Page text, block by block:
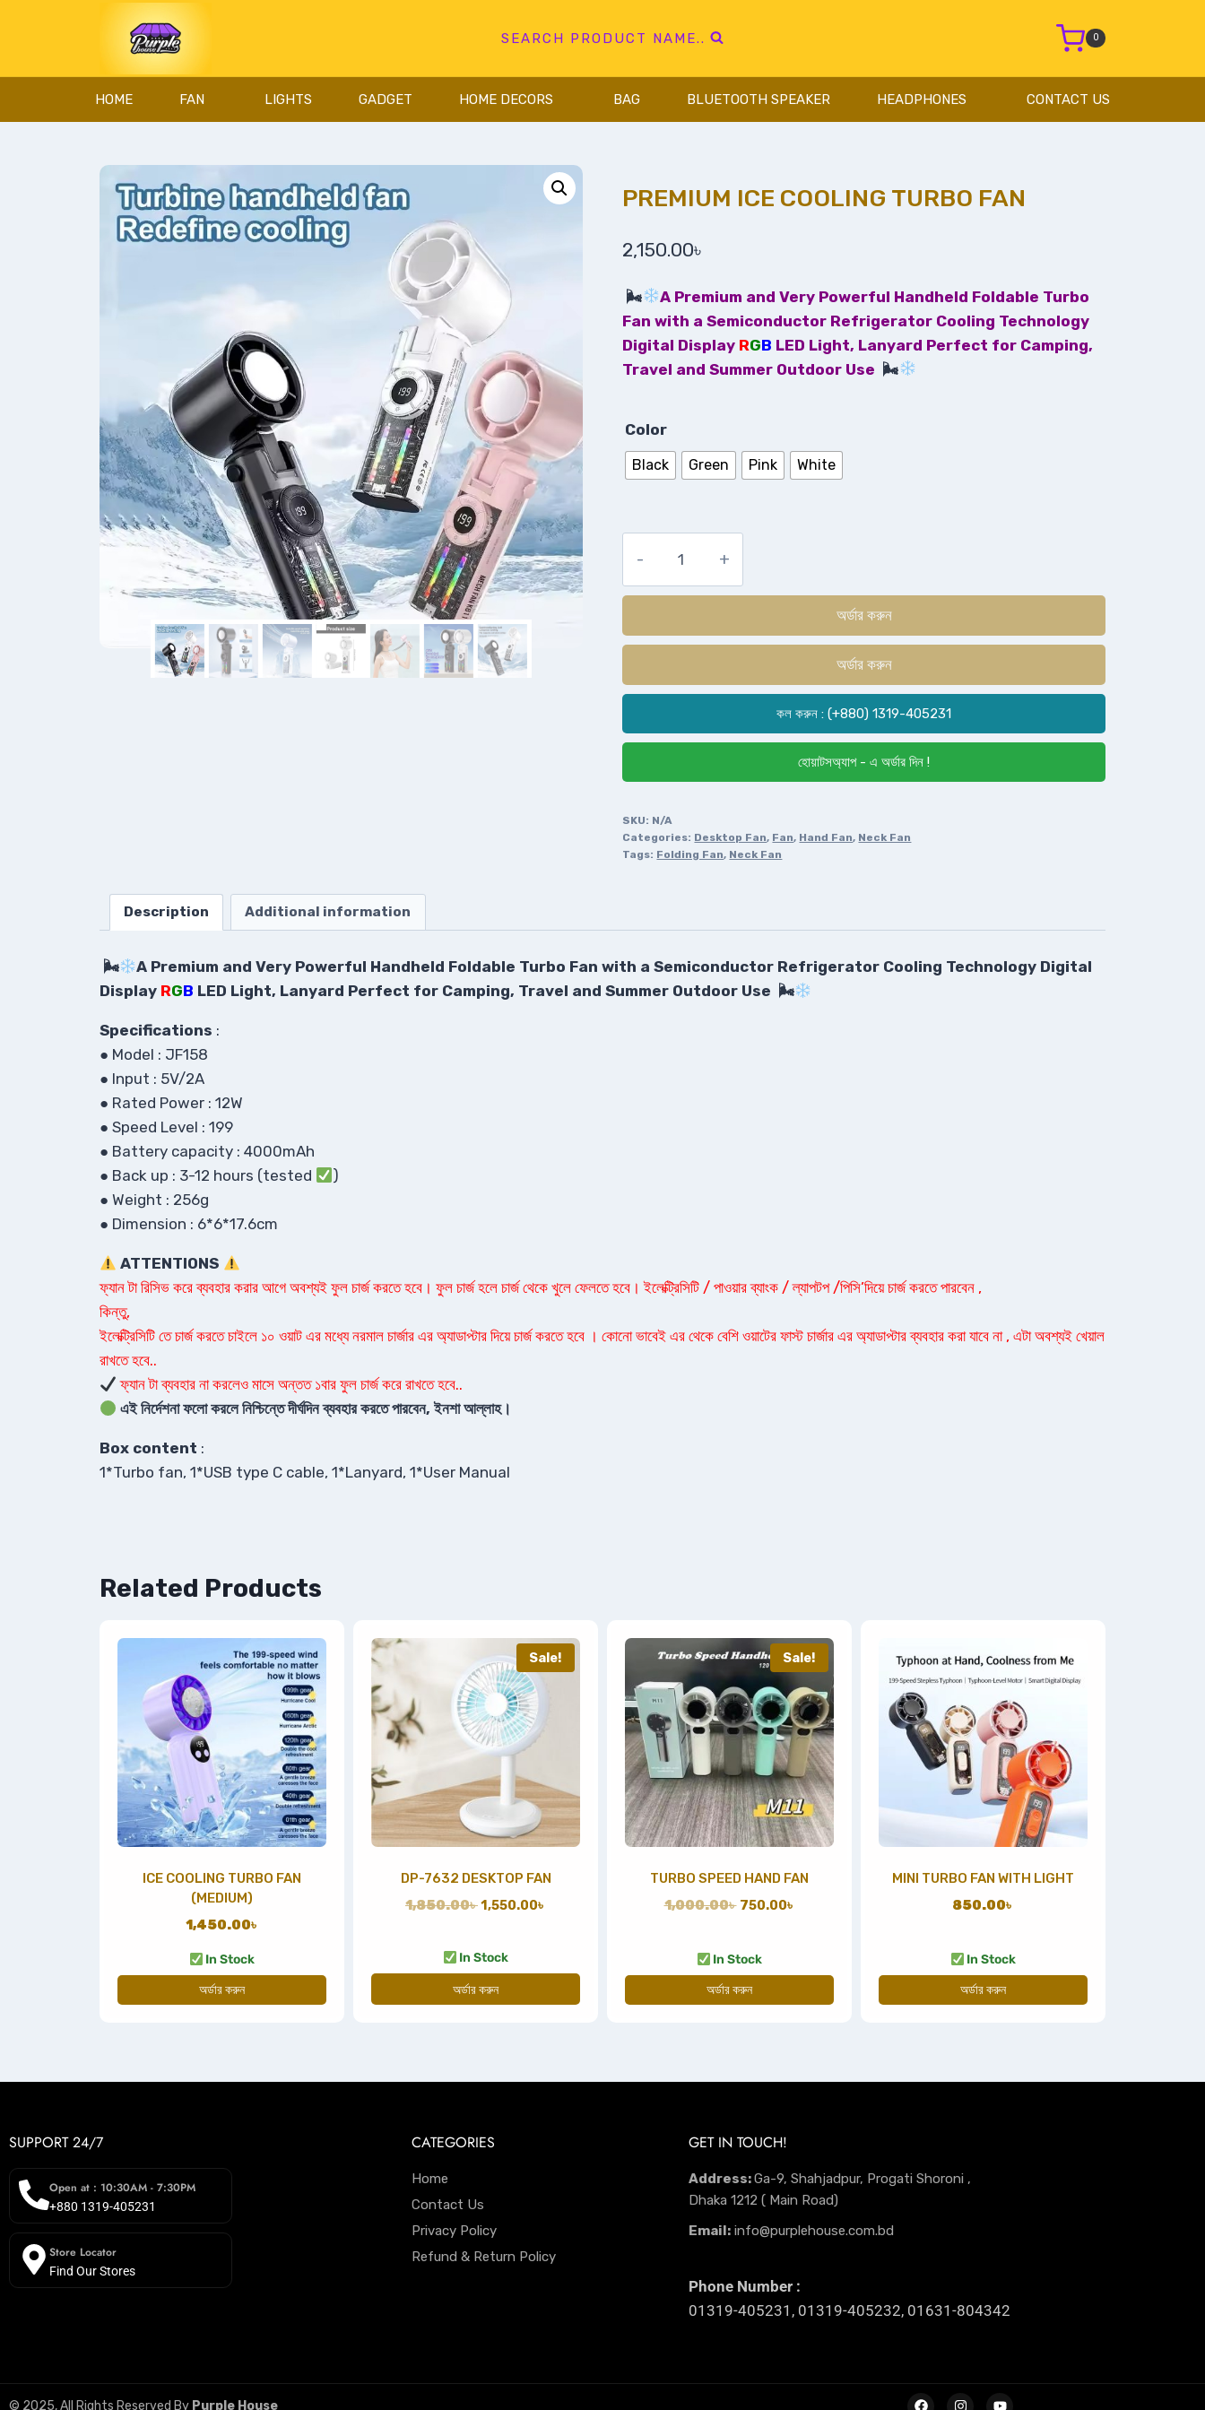
SEARCH PRODUCT NAME.. 0
HOME FAN LIGHTS GADGET HOME DECORS BAG BLUETOOTH SPEAKER HEADPHONES CONTACT US
PREMIUM ICE COOLING TURBO FAN
2,150.00৳
🌬
A Premium and Very Powerful Handheld Foldable Turbo
Fan with a Semiconductor Refrigerator Cooling Technology
Digital Display RGB LED Light, Lanyard Perfect for Camping,
Travel and Summer Outdoor Use 🌬
Color
Black Green Pink White
অর্ডার করুন
অর্ডার করুন
কল করুন : (+880) 1319-405231
হোয়াটসঅ্যাপ - এ অর্ডার দিন !
SKU: N/A
Categories: Desktop Fan, Fan, Hand Fan, Neck Fan
Tags: Folding Fan, Neck Fan
Description Additional information
🌬
A Premium and Very Powerful Handheld Foldable Turbo Fan with a Semiconductor Refrigerator Cooling Technology Digital
Display RGB LED Light, Lanyard Perfect for Camping, Travel and Summer Outdoor Use 🌬
Specifications :
● Model : JF158
● Input : 5V/2A
● Rated Power : 12W
● Speed Level : 199
● Battery capacity : 4000mAh
● Back up : 3-12 hours (tested
)
● Weight : 256g
● Dimension : 6*6*17.6cm
ATTENTIONS
ফ্যান টা রিসিভ করে ব্যবহার করার আগে অবশ্যই ফুল চার্জ করতে হবে। ফুল চার্জ হলে চার্জ থেকে খুলে ফেলতে হবে। ইলেক্ট্রিসিটি / পাওয়ার ব্যাংক / ল্যাপটপ /পিসি’দিয়ে চার্জ করতে পারবেন ,
কিন্তু,
ইলেক্ট্রিসিটি তে চার্জ করতে চাইলে ১০ ওয়াট এর মধ্যে নরমাল চার্জার এর অ্যাডাপ্টার দিয়ে চার্জ করতে হবে । কোনো ভাবেই এর থেকে বেশি ওয়াটের ফাস্ট চার্জার এর অ্যাডাপ্টার ব্যবহার করা যাবে না , এটা অবশ্যই খেয়াল
রাখতে হবে..
ফ্যান টা ব্যবহার না করলেও মাসে অন্তত ১বার ফুল চার্জ করে রাখতে হবে..
এই নির্দেশনা ফলো করলে নিশ্চিন্তে দীর্ঘদিন ব্যবহার করতে পারবেন, ইনশা আল্লাহ।
Box content :
1*Turbo fan, 1*USB type C cable, 1*Lanyard, 1*User Manual
Related Products
ICE COOLING TURBO FAN
(MEDIUM)
1,450.00৳
In Stock
অর্ডার করুন
Sale!
DP-7632 DESKTOP FAN
1,850.00৳1,550.00৳
In Stock
অর্ডার করুন
Sale!
TURBO SPEED HAND FAN
1,000.00৳ 750.00৳
In Stock
অর্ডার করুন
MINI TURBO FAN WITH LIGHT
850.00৳
In Stock
অর্ডার করুন
SUPPORT 24/7
Open at : 10:30AM - 7:30PM
+880 1319-405231
Store Locator
Find Our Stores
CATEGORIES
Home
Contact Us
Privacy Policy
Refund & Return Policy
GET IN TOUCH!
Address:Ga-9, Shahjadpur, Progati Shoroni ,
Dhaka 1212 ( Main Road)
Email:info@purplehouse.com.bd
Phone Number :
01319-405231, 01319-405232, 01631-804342
© 2025, All Rights Reserved By Purple House